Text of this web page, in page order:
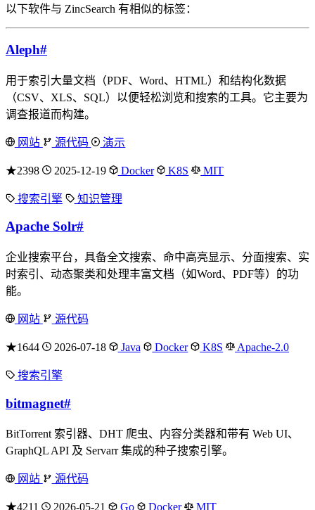
以下软件与 ZincSearch 有相似的标签：
Aleph#
用于索引大量文档（PDF、Word、HTML）和结构化数据
（CSV、XLS、SQL）以便轻松浏览和搜索的工具。它主要为
调查报道而构建。
网站 源代码 演示
★2398 2025-12-19 Docker K8S MIT
搜索引擎 知识管理
Apache Solr#
企业搜索平台，具备全文搜索、命中高亮显示、分面搜索、实
时索引、动态聚类和处理丰富文档（如Word、PDF等）的功
能。
网站 源代码
★1644 2026-07-18 Java Docker K8S Apache-2.0
搜索引擎
bitmagnet#
BitTorrent 索引器、DHT 爬虫、内容分类器和带有 Web UI、
GraphQL API 及 Servarr 集成的种子搜索引擎。
网站 源代码
★4211 2026-05-21 Go Docker MIT